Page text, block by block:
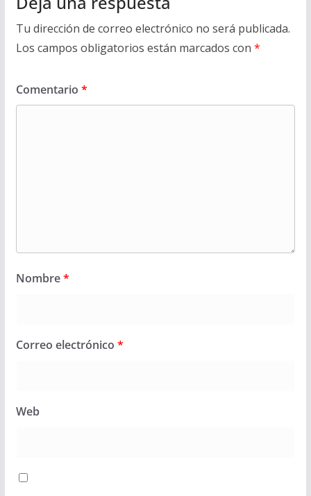
Tu dirección de correo electrónico no será publicada.
Los campos obligatorios están marcados con *
Comentario *
Nombre*
Correo electrónico *
Web